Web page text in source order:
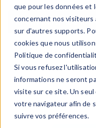
que pour les données et
concernant nos visiteurs
sur d'autres supports.
cookies que nous
Politique de
Si vous refusez
informations ne seront
visite sur ce site. Un
votre navigateur afin de
suivre vos préférences.
RECHERCHE RAPIDE
Trier par Discipline
Filtrer par produit